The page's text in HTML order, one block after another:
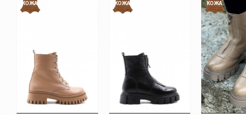
КОЖА КОЖА КОЖА